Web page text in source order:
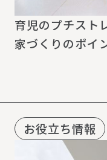
育児のプチスト
家づくりのポイ
お役立ち情報